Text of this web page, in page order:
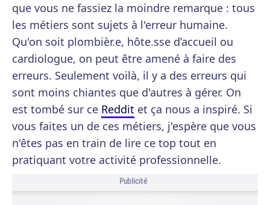
que vous ne fassiez la moindre remarque : tous
les métiers sont sujets à l'erreur humaine.
Qu'on soit plombièr.e, hôte.sse d’accueil ou
cardiologue, on peut être amené à faire des
erreurs. Seulement voilà, il y a des erreurs qui
sont moins chiantes que d'autres à gérer. On
est tombé sur ce Reddit et ça nous a inspiré. Si
vous faites un de ces métiers, j'espère que vous
n'êtes pas en train de lire ce top tout en
pratiquant votre activité professionnelle.
Publicité